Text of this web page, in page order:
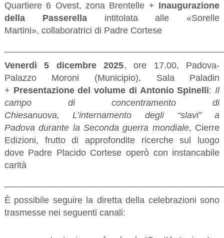
Quartiere 6 Ovest, zona Brentelle + Inaugurazione
della Passerellaintitolata alle «Sorelle
Martini», collaboratrici di Padre Cortese
Venerdì 5 dicembre 2025, ore 17.00, Padova-
Palazzo Moroni (Municipio), Sala Paladin
+ Presentazione del volume di Antonio Spinelli:Il
campo di concentramento di
Chiesanuova, L’internamento degli “slavi” a
Padova durante la Seconda guerra mondiale, Cierre
Edizioni, frutto di approfondite ricerche sul luogo
dove Padre Placido Cortese operò con instancabile
carità
È possibile seguire la diretta della celebrazioni sono
trasmesse nei seguenti canali: